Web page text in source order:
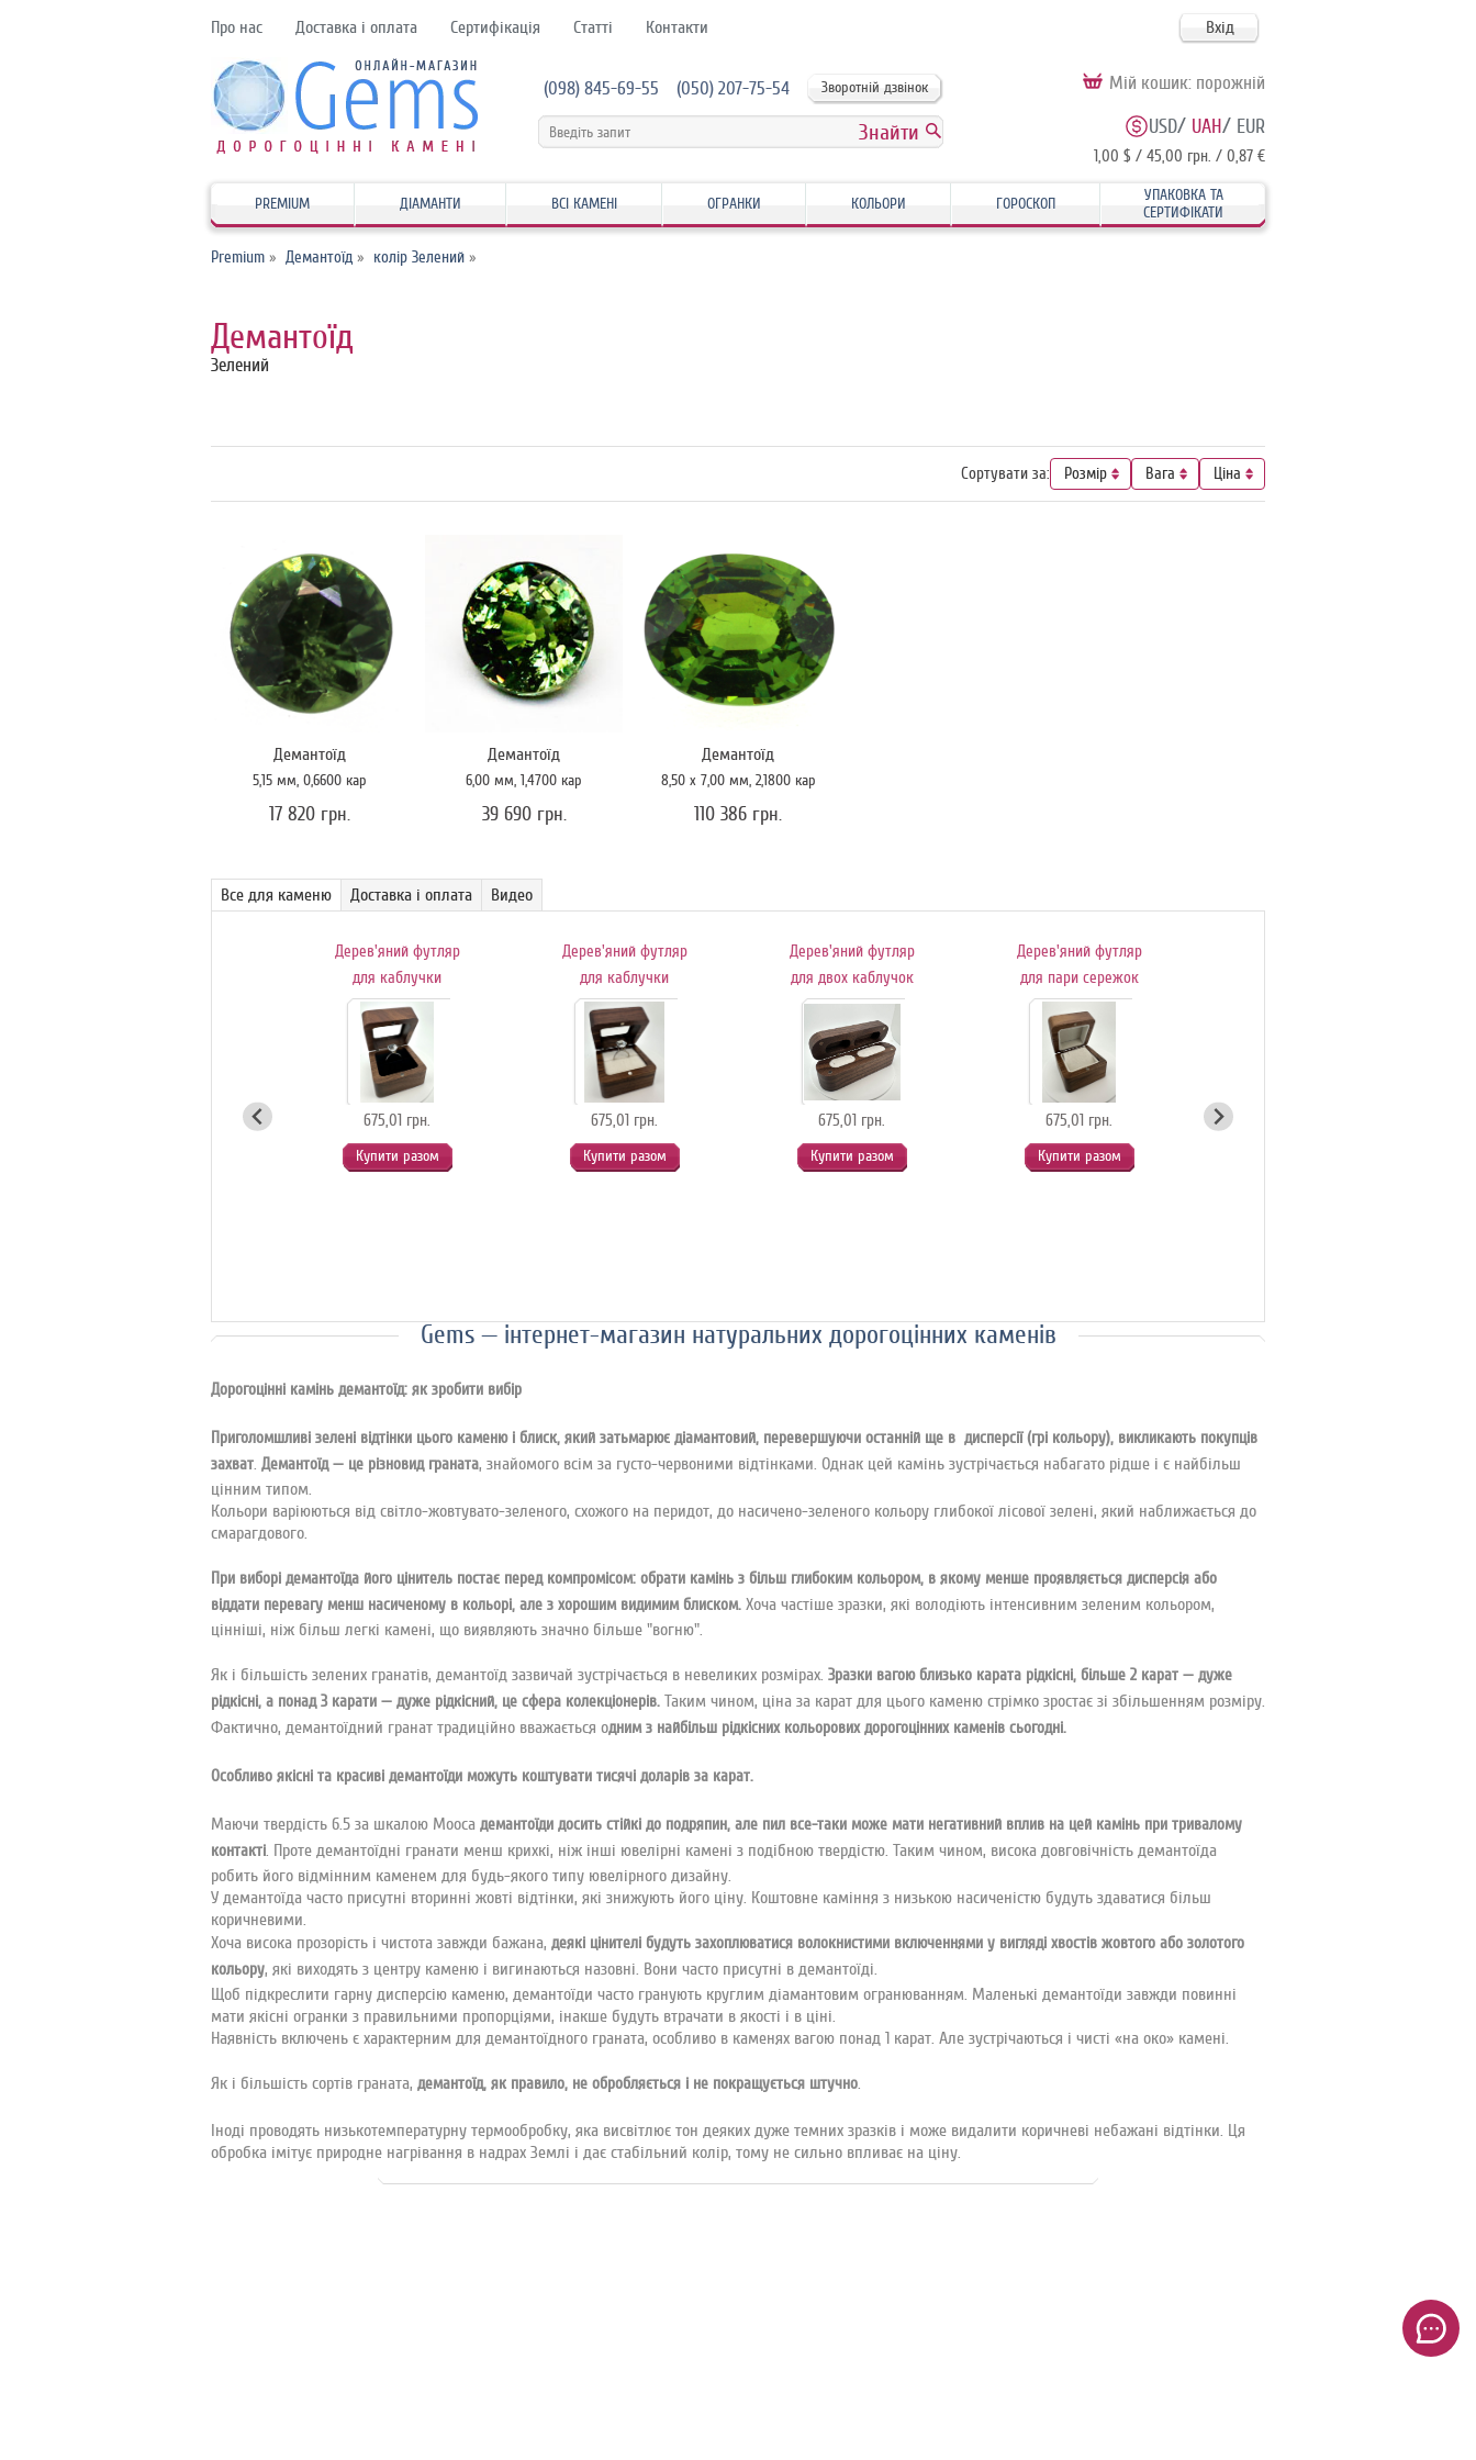
Про нас Доставка і оплата Сертифікація Статті Контакти Вхід
(098) 845-69-55 (050) 207-75-54 Зворотній дзвінок Мій кошик: порожній
USD/ UAH/ EUR
1,00 $ / 45,00 грн. / 0,87 €
PREMIUM ДІАМАНТИ ВСІ КАМЕНІ ОГРАНКИ КОЛЬОРИ ГОРОСКОП
УПАКОВКА ТА
СЕРТИФІКАТИ
Premium » Демантоїд » колір Зелений »
Демантоїд
Зелений
Сортувати за: Розмір Вага Ціна
Демантоїд
5,15 мм, 0,6600 кар
17 820 грн.
Демантоїд
6,00 мм, 1,4700 кар
39 690 грн.
Демантоїд
8,50 x 7,00 мм, 2,1800 кар
110 386 грн.
Все для каменю Доставка і оплата Видео
Дерев'яний футляр
для каблучки
675,01 грн.
Купити разом
Дерев'яний футляр
для каблучки
675,01 грн.
Купити разом
Дерев'яний футляр
для двох каблучок
675,01 грн.
Купити разом
Дерев'яний футляр
для пари сережок
675,01 грн.
Купити разом
Gems — інтернет-магазин натуральних дорогоцінних каменів
Дорогоцінні камінь демантоїд: як зробити вибір
Приголомшливі зелені відтінки цього каменю і блиск, який затьмарює діамантовий, перевершуючи останній ще в дисперсії (грі кольору), викликають покупців
захват. Демантоїд — це різновид граната, знайомого всім за густо-червоними відтінками. Однак цей камінь зустрічається набагато рідше і є найбільш
цінним типом.
Кольори варіюються від світло-жовтувато-зеленого, схожого на перидот, до насичено-зеленого кольору глибокої лісової зелені, який наближається до
смарагдового.
При виборі демантоїда його цінитель постає перед компромісом: обрати камінь з більш глибоким кольором, в якому менше проявляється дисперсія або
віддати перевагу менш насиченому в кольорі, але з хорошим видимим блиском. Хоча частіше зразки, які володіють інтенсивним зеленим кольором,
цінніші, ніж більш легкі камені, що виявляють значно більше "вогню".
Як і більшість зелених гранатів, демантоїд зазвичай зустрічається в невеликих розмірах. Зразки вагою близько карата рідкісні, більше 2 карат — дуже
рідкісні, а понад 3 карати — дуже рідкісний, це сфера колекціонерів. Таким чином, ціна за карат для цього каменю стрімко зростає зі збільшенням розміру.
Фактично, демантоїдний гранат традиційно вважається одним з найбільш рідкісних кольорових дорогоцінних каменів сьогодні.
Особливо якісні та красиві демантоїди можуть коштувати тисячі доларів за карат.
Маючи твердість 6.5 за шкалою Мооса демантоїди досить стійкі до подряпин, але пил все-таки може мати негативний вплив на цей камінь при тривалому
контакті. Проте демантоїдні гранати менш крихкі, ніж інші ювелірні камені з подібною твердістю. Таким чином, висока довговічність демантоїда
робить його відмінним каменем для будь-якого типу ювелірного дизайну.
У демантоїда часто присутні вторинні жовті відтінки, які знижують його ціну. Коштовне каміння з низькою насиченістю будуть здаватися більш
коричневими.
Хоча висока прозорість і чистота завжди бажана, деякі цінителі будуть захоплюватися волокнистими включеннями у вигляді хвостів жовтого або золотого
кольору, які виходять з центру каменю і вигинаються назовні. Вони часто присутні в демантоїді.
Щоб підкреслити гарну дисперсію каменю, демантоїди часто гранують круглим діамантовим огранюванням. Маленькі демантоїди завжди повинні
мати якісні огранки з правильними пропорціями, інакше будуть втрачати в якості і в ціні.
Наявність включень є характерним для демантоїдного граната, особливо в каменях вагою понад 1 карат. Але зустрічаються і чисті «на око» камені.
Як і більшість сортів граната, демантоїд, як правило, не обробляється і не покращується штучно.
Іноді проводять низькотемпературну термообробку, яка висвітлює тон деяких дуже темних зразків і може видалити коричневі небажані відтінки. Ця
обробка імітує природне нагрівання в надрах Землі і дає стабільний колір, тому не сильно впливає на ціну.